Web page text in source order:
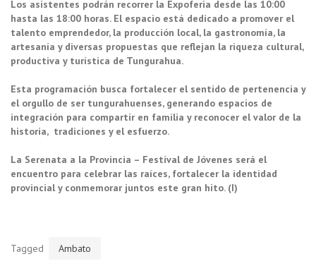
Los asistentes podrán recorrer la Expoferia desde las 10:00
hasta las 18:00 horas. El espacio está dedicado a promover el
talento emprendedor, la producción local, la gastronomía, la
artesanía y diversas propuestas que reflejan la riqueza cultural,
productiva y turística de Tungurahua.
Esta programación busca fortalecer el sentido de pertenencia y
el orgullo de ser tungurahuenses, generando espacios de
integración para compartir en familia y reconocer el valor de la
historia, tradiciones y el esfuerzo.
La Serenata a la Provincia – Festival de Jóvenes será el
encuentro para celebrar las raíces, fortalecer la identidad
provincial y conmemorar juntos este gran hito. (I)
Tagged Ambato